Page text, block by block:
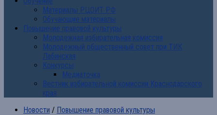
Материалы РЦОИТ РФ
Обучающие материалы
Повышение правовой культуры
Молодежная избирательная комиссия
Молодежный общественный совет при ТИК
Лабинская
Конкурсы
Медиаточка
Вестник избирательной комиссии Краснодарского
края
Новости / Повышение правовой культуры